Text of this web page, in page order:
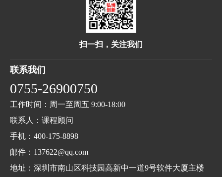
扫一扫，关注我们
联系我们
0755-26900750
工作时间：周一至周五 9:00-18:00
联系人：课程顾问
手机：400-175-8898
邮件：137622@qq.com
地址：深圳市南山区科技园高新中一道9号软件大厦主楼